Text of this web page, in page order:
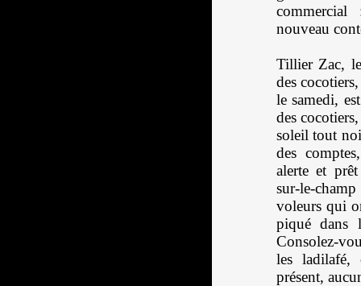
nouveau
Tillier Zac,
des
le samedi,
des
soleil tout
des
alerte et
sur-le-
voleurs qui
piqué dans
Consolez-
les ladilafé,
présent,